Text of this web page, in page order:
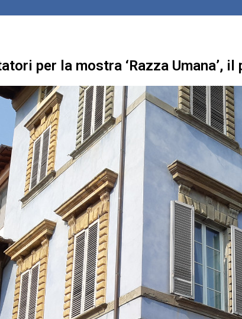
per la mostra ‘Razza Umana’,